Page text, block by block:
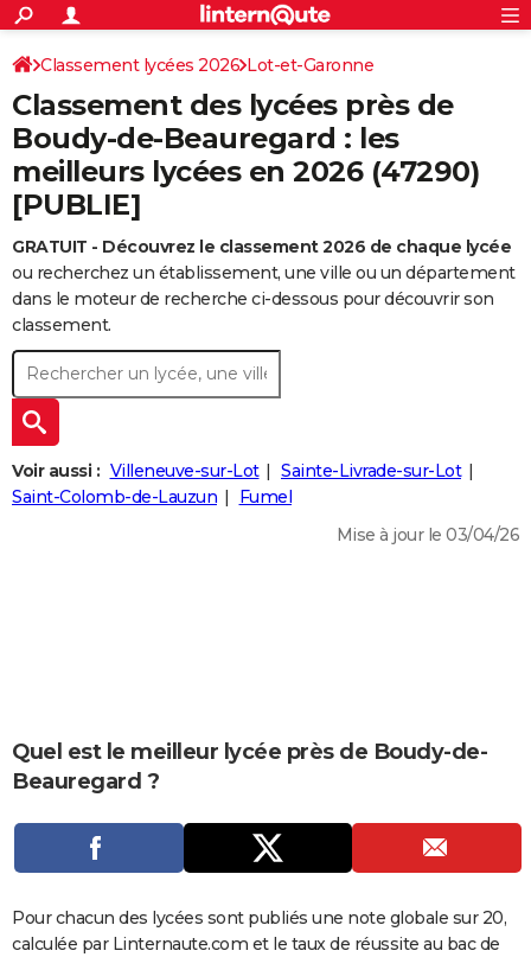
ACTUALITÉS
Politique
Société
Faits Divers
Education
Monde
Villes
+
SPORT
Coupe du monde 2026
Football
Tennis
Cyclisme
Rugby
Forum
CULTURE
Programme TV
TNT
Streaming
Cinéma
Sorties cinéma
Musique
+
FINANCE
Retraite
Impôts
Epargne
Immobilier
Risques naturels par ville
Banque
Assurance
Crédit
AUTO
Réserver un essai
Citadines
Berlines
Forum auto
HIGH-TECH
BRICOLAGE
Aménagement intérieur
Cuisine
Jardinage
+ WEEK-END
Guides de France
Escapades
Patrimoine
Expositions
Musées
Week-end nature
+
LIFESTYLE
SANTE
Alimentation
Guide de la santé
Maladies
Médicaments
Sommeil
+
Carte de Noël
Carte Bonne année
Carte Saint-Valentin
Carte Pâques
Carte d'anniversaire
DICTIONNAIRE
Dictionnaire
Biographies
Citations
Expressions
Proverbes
COPAINS D'AVANT
FORUM
S'inscrire
Connexion
Classement lycées 2026 Lot-et-Garonne
Classement des lycées près de
Boudy-de-Beauregard : les
meilleurs lycées en 2026 (47290)
[PUBLIE]
GRATUIT - Découvrez le classement 2026 de chaque lycée
ou recherchez un établissement, une ville ou un département
dans le moteur de recherche ci-dessous pour découvrir son
classement.
Voir aussi : Villeneuve-sur-Lot
Sainte-Livrade-sur-Lot
Saint-Colomb-de-Lauzun
Fumel
Mise à jour le 03/04/26
Quel est le meilleur lycée près de Boudy-de-
Beauregard ?
Pour chacun des lycées sont publiés une note globale sur 20,
calculée par Linternaute.com et le taux de réussite au bac de